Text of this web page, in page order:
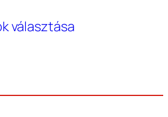
7.043.400 Ft
választásaa